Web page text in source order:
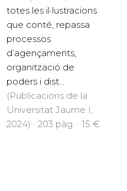
totes les il·lustracions
que conté, repassa
processos
d’agençaments,
organització de
poders i dist...
(Publicacions de la
Universitat Jaume I,
2024) · 203 pàg. · 15 €